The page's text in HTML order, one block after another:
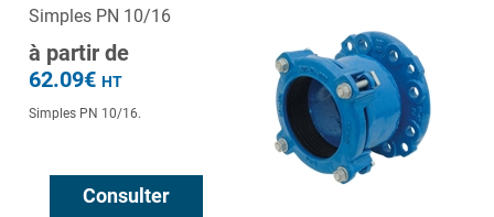
Simples PN 10/16
à partir de
62.09€ HT
Simples PN 10/16.
Consulter